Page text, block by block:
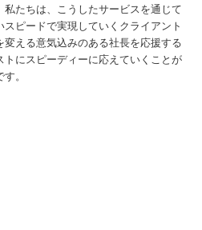
私たちは、こうしたサービスを通じて
ピードで実現していくクライアント
える意気込みのある社長を応援する
トにスピーディーに応えていくことが
。